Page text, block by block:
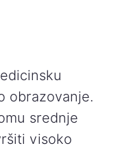
obrazovanje.
srednje
visoko